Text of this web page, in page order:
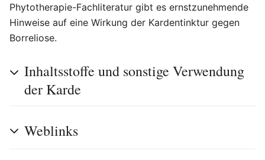
Phytotherapie-Fachliteratur gibt es ernstzunehmende
Hinweise auf eine Wirkung der Kardentinktur gegen
Borreliose.
Inhaltsstoffe und sonstige Verwendung
der Karde
Weblinks